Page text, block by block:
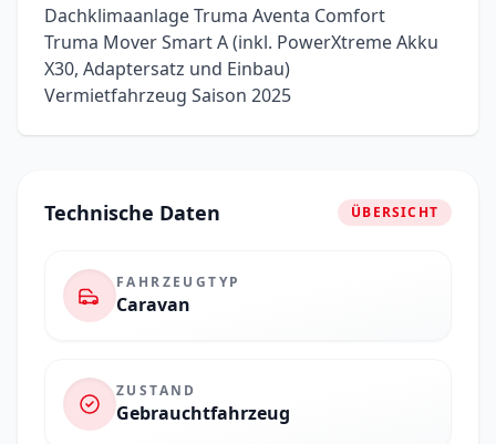
Dachklimaanlage Truma Aventa Comfort
Truma Mover Smart A (inkl. PowerXtreme Akku
X30, Adaptersatz und Einbau)
Vermietfahrzeug Saison 2025
Technische Daten ÜBERSICHT
FAHRZEUGTYP
Caravan
ZUSTAND
Gebrauchtfahrzeug